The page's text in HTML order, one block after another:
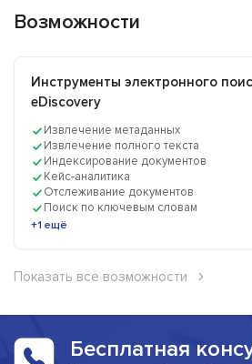
Возможности
Инструменты электронного
eDiscovery
Извлечение метаданных
Извлечение полного текста
Индексирование документов
Кейс-аналитика
Отслеживание документов
Поиск по ключевым словам
+1 ещё
Показать все возможности
Бесплатная